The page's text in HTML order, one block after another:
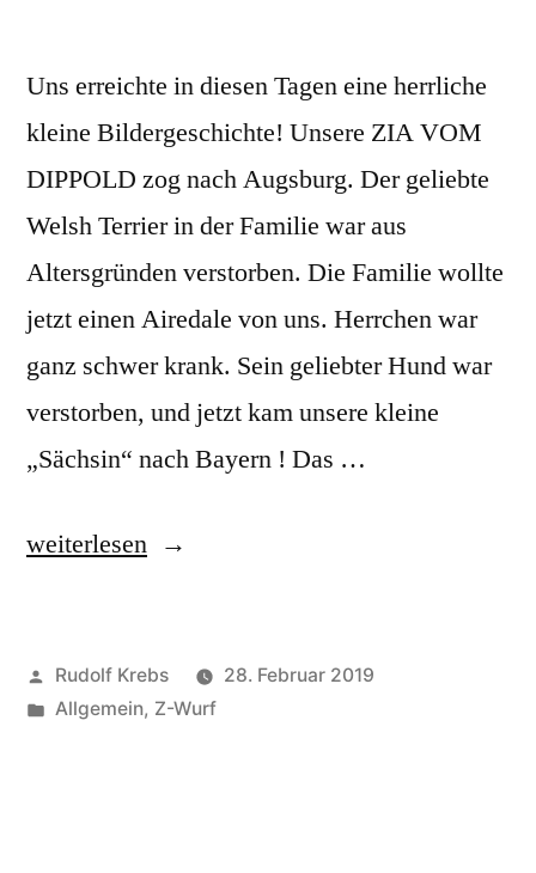
Uns erreichte in diesen Tagen eine herrliche
kleine Bildergeschichte! Unsere ZIA VOM
DIPPOLD zog nach Augsburg. Der geliebte
Welsh Terrier in der Familie war aus
Altersgründen verstorben. Die Familie wollte
jetzt einen Airedale von uns. Herrchen war
ganz schwer krank. Sein geliebter Hund war
verstorben, und jetzt kam unsere kleine
„Sächsin“ nach Bayern ! Das …
„Eine
–
weiterlesen
Veröffentlicht
von
Rudolf Krebs
28. Februar 2019
Veröffentlicht
Allgemein, Z-Wurf